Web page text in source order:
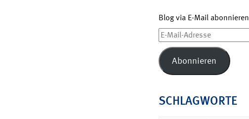
Blog via E-Mail abonnieren
E-
Mail-
Adresse
Abonnieren
SCHLAGWORTE